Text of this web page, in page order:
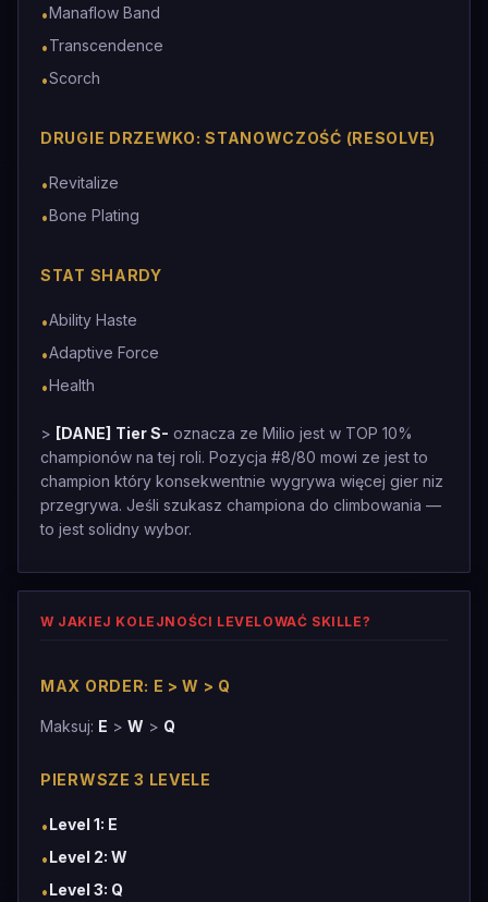
•Manaflow Band
•Transcendence
•Scorch
DRUGIE DRZEWKO: STANOWCZOŚĆ (RESOLVE)
•Revitalize
•Bone Plating
STAT SHARDY
•Ability Haste
•Adaptive Force
•Health
> [DANE] Tier S- oznacza ze Milio jest w TOP 10%
championów na tej roli. Pozycja #8/80 mowi ze jest to
champion który konsekwentnie wygrywa więcej gier niz
przegrywa. Jeśli szukasz championa do climbowania —
to jest solidny wybor.
W JAKIEJ KOLEJNOŚCI LEVELOWAĆ SKILLE?
MAX ORDER: E > W > Q
Maksuj: E > W > Q
PIERWSZE 3 LEVELE
•Level 1: E
•Level 2: W
•Level 3: Q